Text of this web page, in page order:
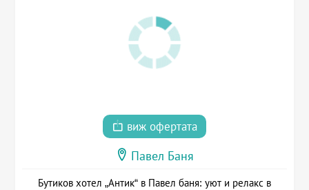
виж офертата
Павел Баня
Бутиков хотел „Антик“ в Павел баня: уют и релакс в